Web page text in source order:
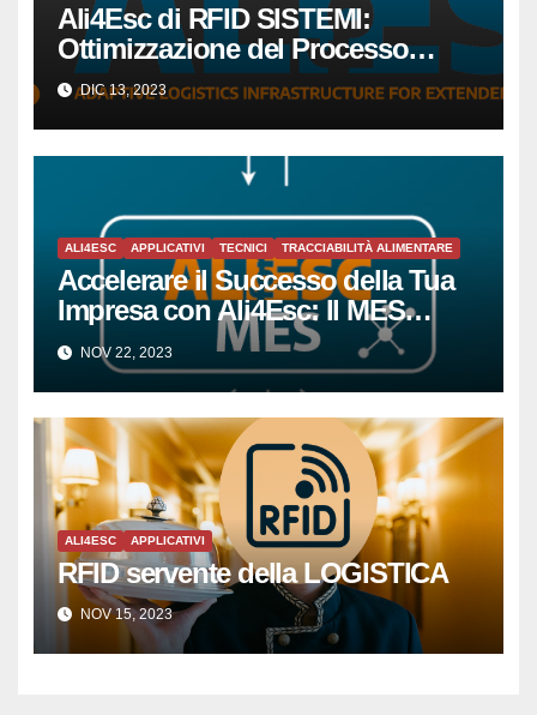
Ali4Esc di RFID SISTEMI:
Ottimizzazione del Processo
Produttivo per Piccole e Medie
Imprese tramite la Tecnologia
RFID
DIC 13, 2023
ALI4ESC APPLICATIVI TECNICI TRACCIABILITÀ ALIMENTARE
Accelerare il Successo della Tua
Impresa con Ali4Esc: Il MES
All’avanguardia per la Piccola e
Media Impresa
NOV 22, 2023
ALI4ESC APPLICATIVI
RFID servente della LOGISTICA
NOV 15, 2023